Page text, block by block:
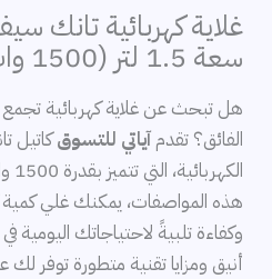
غلاية كهربائية تانك
سعة 1.5 لتر (1500 وات) – ضمان عامين
هل تبحث عن غلاية كهربائية تجمع
الفائق؟ تقدمآياتي للتسوق
هذه المواصفات، يمكنك غلي كمية
وكفاءة تلبيةً لاحتياجاتك اليومية
أنيق ومزايا تقنية متطورة توفر